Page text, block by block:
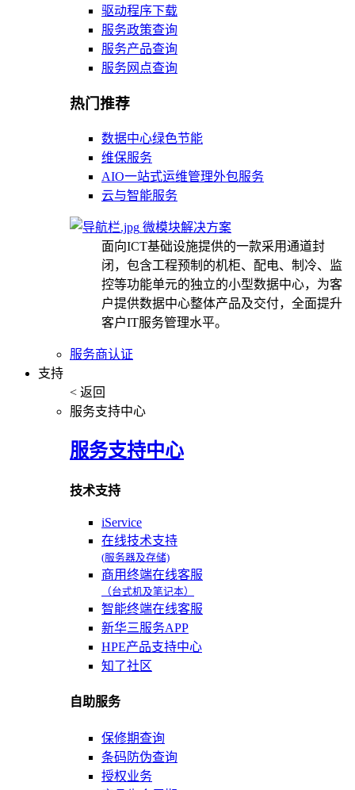
驱动程序下载
服务政策查询
服务产品查询
服务网点查询
热门推荐
数据中心绿色节能
维保服务
AIO一站式运维管理外包服务
云与智能服务
微模块解决方案
面向ICT基础设施提供的一款采用通道封
闭，包含工程预制的机柜、配电、制冷、监
控等功能单元的独立的小型数据中心，为客
户提供数据中心整体产品及交付，全面提升
客户IT服务管理水平。
服务商认证
支持
< 返回
服务支持中心
服务支持中心
技术支持
iService
在线技术支持
(服务器及存储)
商用终端在线客服
（台式机及笔记本）
智能终端在线客服
新华三服务APP
HPE产品支持中心
知了社区
自助服务
保修期查询
条码防伪查询
授权业务